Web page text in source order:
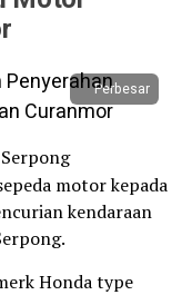
Perbesar
motor kepada
kendaraan
Honda type